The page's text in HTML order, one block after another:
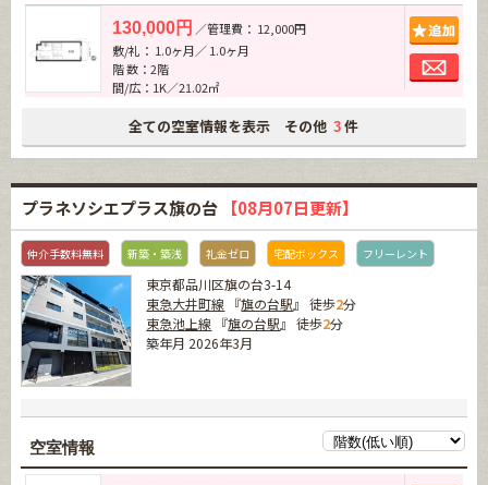
130,000円 ／管理費： 12,000円
敷/礼： 1.0ヶ月／ 1.0ヶ月
階 数：2階
間/広：1K／21.02㎡
全ての空室情報を表示 その他 3 件
プラネソシエプラス旗の台 【08月07日更新】
仲介手数料無料 新築・築浅 礼金ゼロ 宅配ボックス フリーレント
東京都品川区旗の台3-14
東急大井町線 『旗の台駅』 徒歩2分
東急池上線 『旗の台駅』 徒歩2分
築年月 2026年3月
空室情報